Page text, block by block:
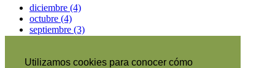
Utilizamos cookies para conocer cómo
diciembre (4)
octubre (4)
septiembre (3)